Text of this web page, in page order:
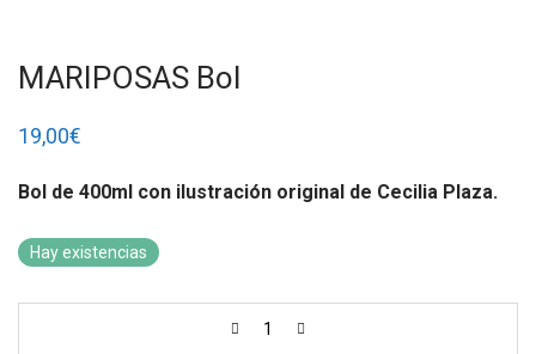
MARIPOSAS Bol
19,00€
Bol de 400ml con ilustración original de Cecilia Plaza.
Hay existencias